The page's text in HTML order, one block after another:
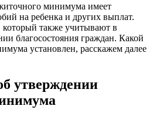
минимума имеет
на ребенка и других выплат.
который также учитывают в
благосостояния граждан. Какой
установлен, расскажем далее
утверждении